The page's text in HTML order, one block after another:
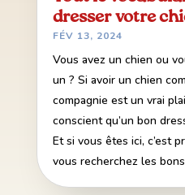
dresser votre
FÉV 13, 2024
Vous avez un chien ou
un ? Si avoir un chien
compagnie est un vrai
conscient qu’un bon
Et si vous êtes ici, c’est
vous recherchez les